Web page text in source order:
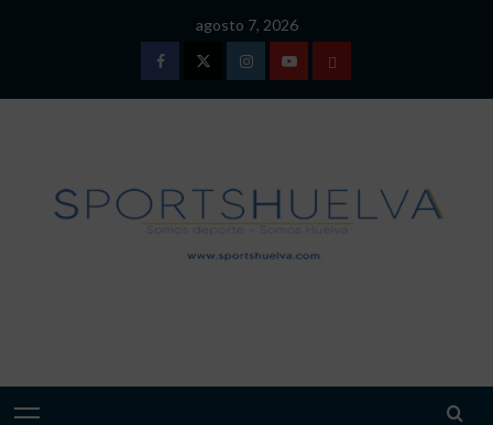
agosto 7, 2026
FacebookTwitterInstagramYoutubeTÉRMINOS
DE
USO